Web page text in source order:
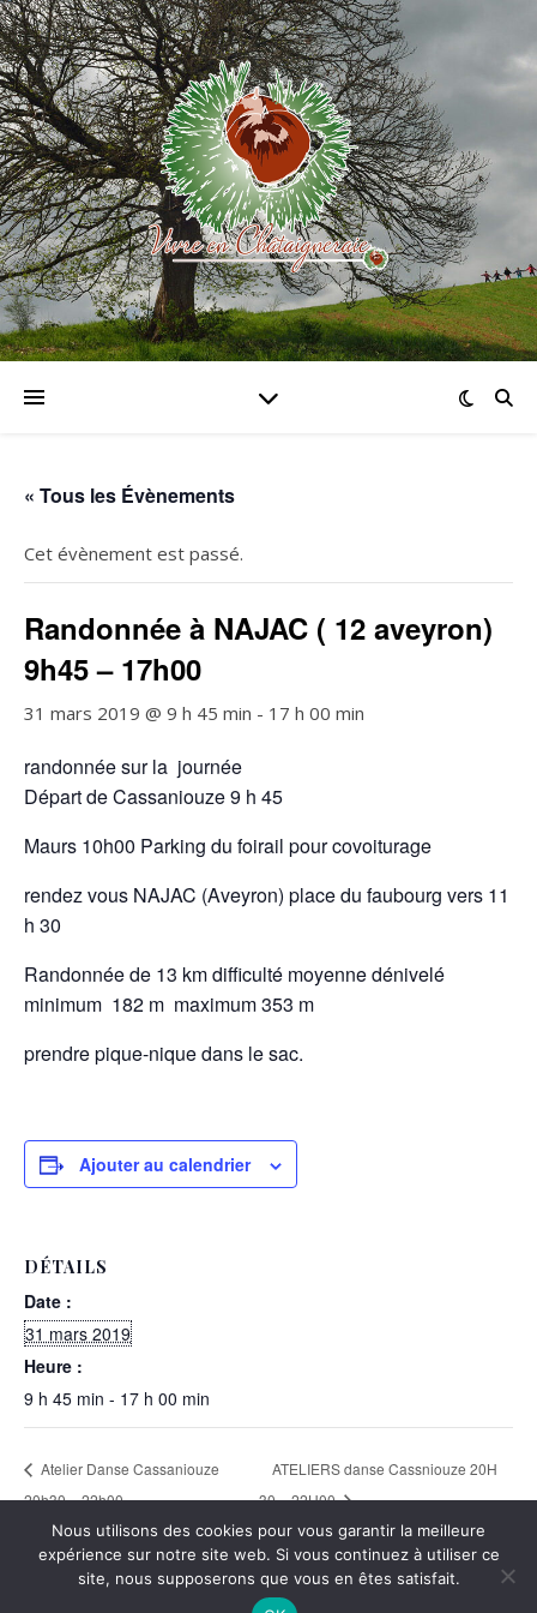
« Tous les Évènements
Cet évènement est passé.
Randonnée à NAJAC ( 12 aveyron)
9h45 – 17h00
31 mars 2019 @ 9 h 45 min - 17 h 00 min
randonnée sur la journée
Départ de Cassaniouze 9 h 45
Maurs 10h00 Parking du foirail pour covoiturage
rendez vous NAJAC (Aveyron) place du faubourg vers 11
h 30
Randonnée de 13 km difficulté moyenne dénivelé
minimum 182 m maximum 353 m
prendre pique-nique dans le sac.
Ajouter au calendrier
DÉTAILS
Date :
31 mars 2019
Heure :
9 h 45 min - 17 h 00 min
Atelier Danse Cassaniouze
20h30 – 22h00
ATELIERS danse Cassniouze 20H
30 – 22H00
Thème Ashe parWP Royal
Nous utilisons des cookies pour vous garantir la meilleure
expérience sur notre site web. Si vous continuez à utiliser ce
site, nous supposerons que vous en êtes satisfait.